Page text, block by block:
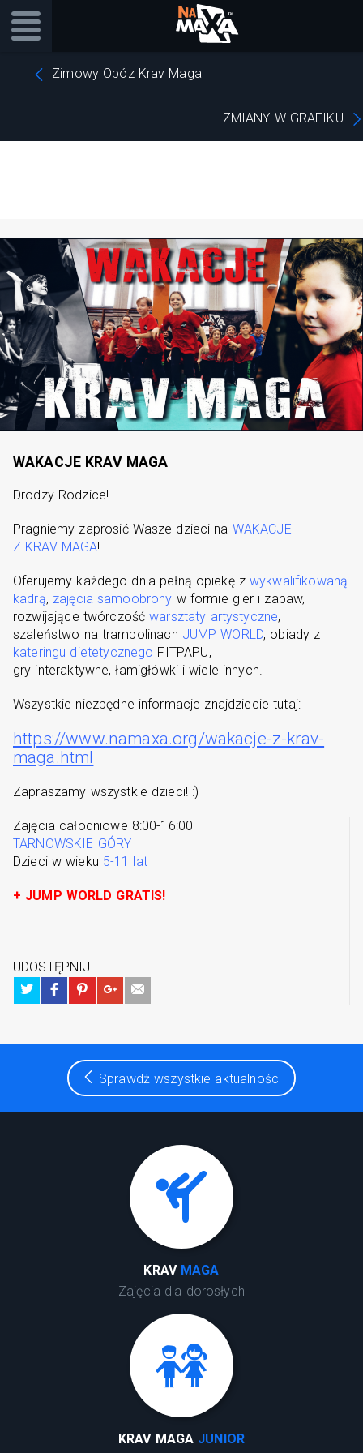
Zimowy Obóz Krav Maga
ZMIANY W GRAFIKU
WAKACJE KRAV MAGA
Drodzy Rodzice!
Pragniemy zaprosić Wasze dzieci na WAKACJE
Z KRAV MAGA!
Oferujemy każdego dnia pełną opiekę z wykwalifikowaną
kadrą, zajęcia samoobrony w formie gier i zabaw,
rozwijające twórczośćwarsztaty artystyczne,
szaleństwo na trampolinach JUMP WORLD, obiady z
kateringu dietetycznego FITPAPU,
gry interaktywne, łamigłówki i wiele innych.
Wszystkie niezbędne informacje znajdziecie tutaj:
https://www.namaxa.org/wakacje-z-krav-
maga.html
Zapraszamy wszystkie dzieci! :)
Zajęcia całodniowe 8:00-16:00
TARNOWSKIE GÓRY
Dzieci w wieku 5-11 lat
+ JUMP WORLD GRATIS!
UDOSTĘPNIJ
Sprawdź wszystkie aktualności
KRAV MAGA
Zajęcia dla dorosłych
KRAV MAGA JUNIOR